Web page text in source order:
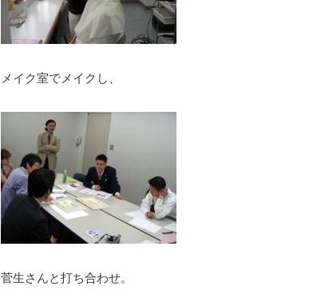
メイク室でメイクし、
菅生さんと打ち合わせ。